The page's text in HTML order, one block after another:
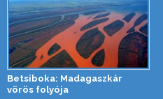
Betsiboka: Madagaszkár
vörös folyója